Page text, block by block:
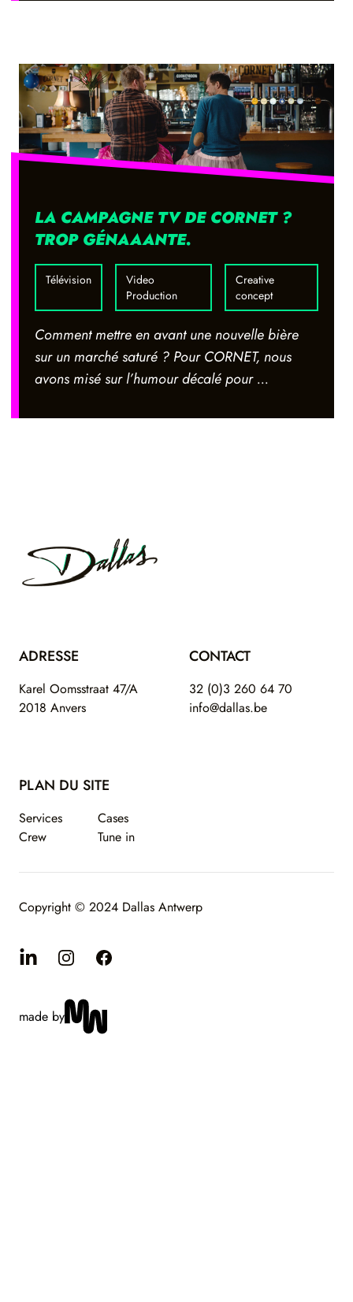
LA CAMPAGNE TV DE CORNET ?
TROP GÉNAAANTE.
Télévision
Video
Production
Creative
concept
Comment mettre en avant une nouvelle bière
sur un marché saturé ? Pour CORNET, nous
avons misé sur l’humour décalé pour ...
ADRESSE
Karel Oomsstraat 47/A
2018 Anvers
CONTACT
32 (0)3 260 64 70
info@dallas.be
PLAN DU SITE
Services
Crew
Cases
Tune in
Copyright © 2024 Dallas Antwerp
LinkedinInstagramFacebook
made by